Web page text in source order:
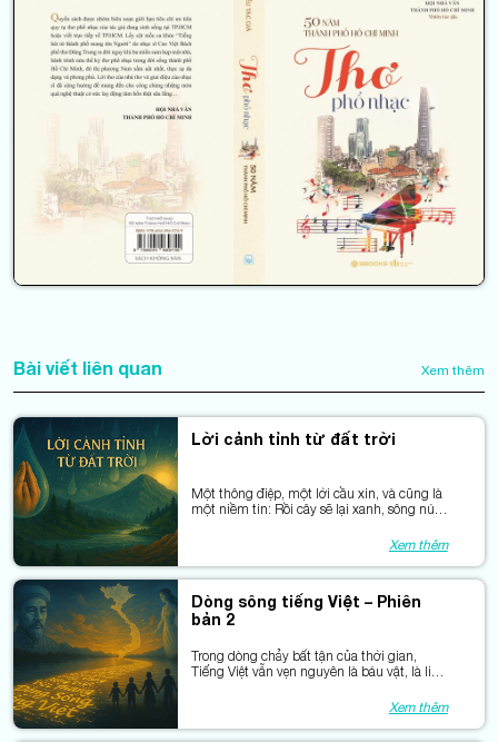
Bài viết liên quan Xem thêm
Lời cảnh tỉnh từ đất trời
Một thông điệp, một lời cầu xin, và cũng là
một niềm tin: Rồi cây sẽ lại xanh, sông núi
Xem thêm
Dòng sông tiếng Việt – Phiên
bản 2
Trong dòng chảy bất tận của thời gian,
Tiếng Việt vẫn vẹn nguyên là báu vật, là linh
Xem thêm